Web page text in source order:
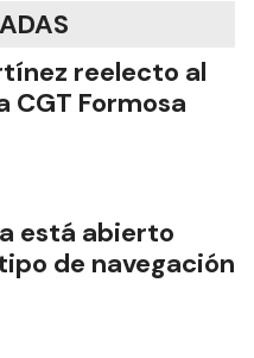
reelecto al
CGT Formosa
está abierto
de navegación